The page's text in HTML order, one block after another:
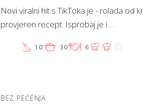
Novi viralni hit s TikToka je - rolada od
provjeren recept. Isprobaj je i …
10' 30' 6
BEZ PEČENJA